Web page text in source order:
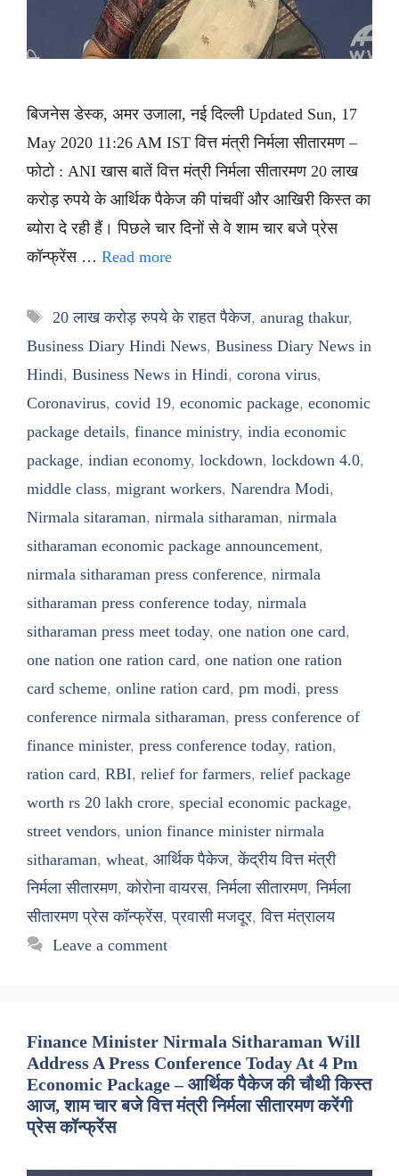
बिजनेस डेस्क, अमर उजाला, नई दिल्ली Updated Sun, 17
May 2020 11:26 AM IST वित्त मंत्री निर्मला सीतारमण –
फोटो : ANI खास बातें वित्त मंत्री निर्मला सीतारमण 20 लाख
करोड़ रुपये के आर्थिक पैकेज की पांचवीं और आखिरी किस्त का
ब्योरा दे रही हैं। पिछले चार दिनों से वे शाम चार बजे प्रेस
कॉन्फ्रेंस … Read more
Tags
20 लाख करोड़ रुपये के राहत पैकेज, anurag thakur,
Business Diary Hindi News, Business Diary News in
Hindi, Business News in Hindi, corona virus,
Coronavirus, covid 19, economic package, economic
package details, finance ministry, india economic
package, indian economy, lockdown, lockdown 4.0,
middle class, migrant workers, Narendra Modi,
Nirmala sitaraman, nirmala sitharaman, nirmala
sitharaman economic package announcement,
nirmala sitharaman press conference, nirmala
sitharaman press conference today, nirmala
sitharaman press meet today, one nation one card,
one nation one ration card, one nation one ration
card scheme, online ration card, pm modi, press
conference nirmala sitharaman, press conference of
finance minister, press conference today, ration,
ration card, RBI, relief for farmers, relief package
worth rs 20 lakh crore, special economic package,
street vendors, union finance minister nirmala
sitharaman, wheat, आर्थिक पैकेज,केंद्रीय वित्त मंत्री
निर्मला सीतारमण,कोरोना वायरस,निर्मला सीतारमण,निर्मला
सीतारमण प्रेस कॉन्फ्रेंस,प्रवासी मजदूर,वित्त मंत्रालय
Leave a comment
Finance Minister Nirmala Sitharaman Will
Address A Press Conference Today At 4 Pm
Economic Package – आर्थिक पैकेज की चौथी किस्त
आज, शाम चार बजे वित्त मंत्री निर्मला सीतारमण करेंगी
प्रेस कॉन्फ्रेंस